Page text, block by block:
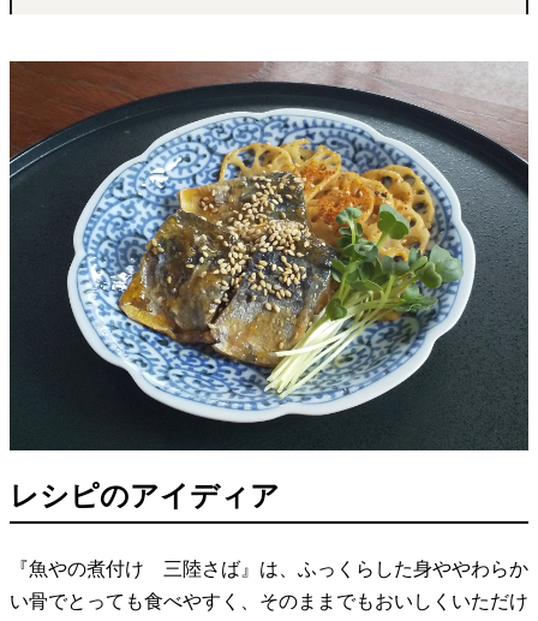
レシピのアイディア
『魚やの煮付け 三陸さば』は、ふっくらした身ややわらか
い骨でとっても食べやすく、そのままでもおいしくいただけ